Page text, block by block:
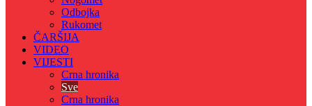
Odbojka
Rukomet
ČARŠIJA
VIDEO
VIJESTI
Crna hronika
Sve
Crna hronika